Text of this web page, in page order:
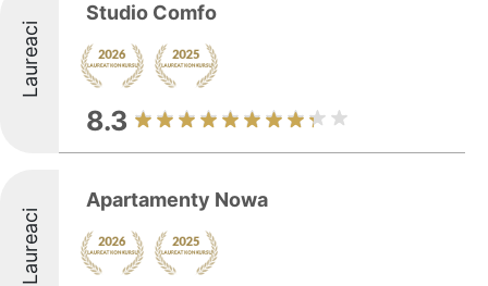
Laureaci
Studio Comfo
8.3
Laureaci
Apartamenty Nowa